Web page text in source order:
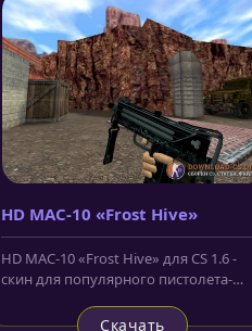
HD MAC-10 «Frost Hive»
HD MAC-10 «Frost Hive» для CS 1.6 -
скин для популярного пистолета-
Скачать